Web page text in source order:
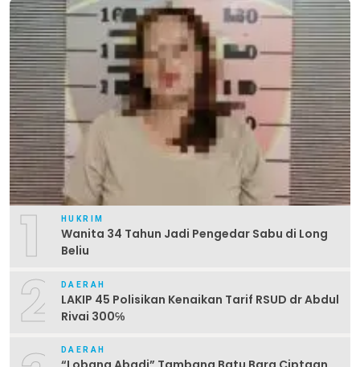
1 HUKRIM
Wanita 34 Tahun Jadi Pengedar Sabu di Long
Beliu
2 DAERAH
LAKIP 45 Polisikan Kenaikan Tarif RSUD dr Abdul
Rivai 300℅
DAERAH